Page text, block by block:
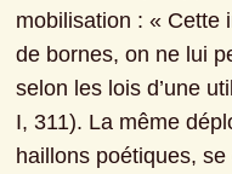
mobilisation : « Cette
de bornes, on ne lui
selon les lois d’une
I, 311). La même
haillons poétiques,